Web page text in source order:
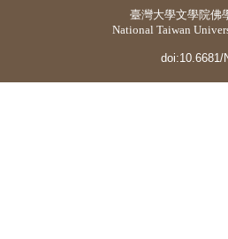
臺灣大學文學院佛
National Taiwan
doi:10.6681/